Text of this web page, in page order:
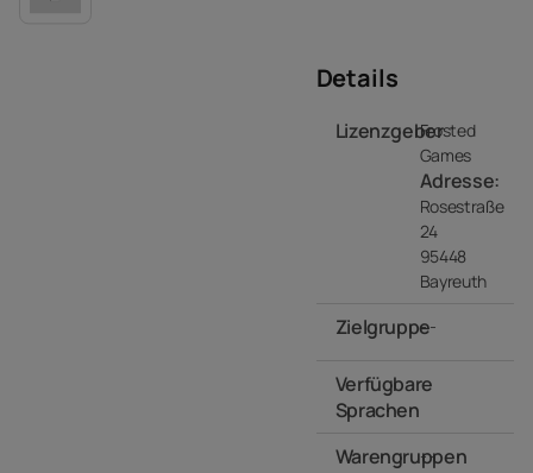
Details
LizenzgeberFrosted
Games
Adresse:
Rosestraße
24
95448
Bayreuth
Zielgruppe- -
Verfügbare
Sprachen
Warengruppen
- -